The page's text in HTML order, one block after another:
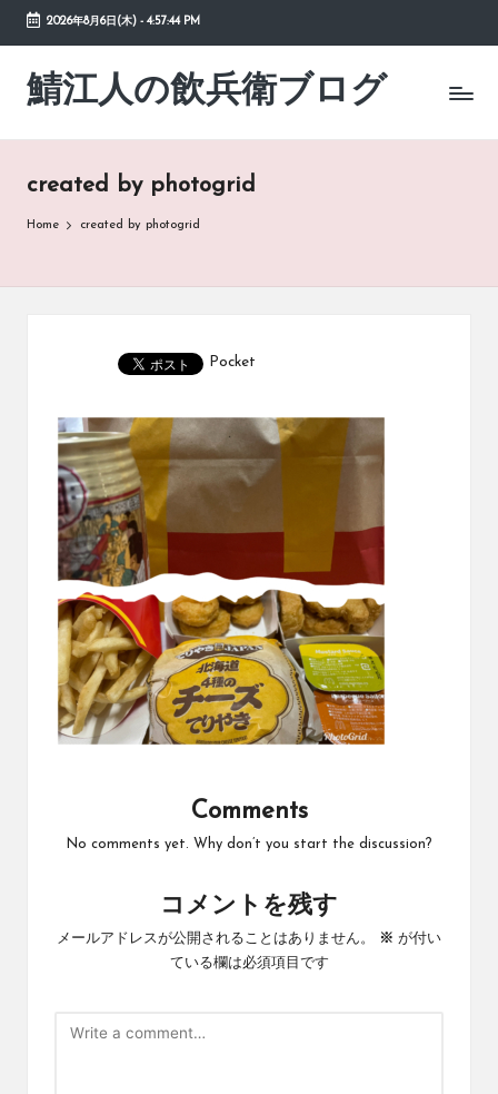
Skip
content
2026年8月6日(木)- 4:57:44 PM
鯖江人の飲兵衛ブログ
日々
の
草
created by photogrid
Home created by photogrid
Pocket
Comments
No comments yet. Why don’t you start the discussion?
コメントを残す
メールアドレスが公開されることはありません。 ※ が付い
ている欄は必須項目です